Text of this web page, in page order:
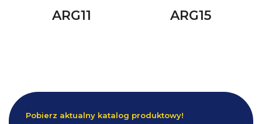
ARG11 ARG15
Pobierz aktualny katalog produktowy!